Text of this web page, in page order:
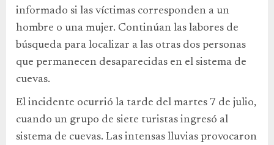
informado si las víctimas corresponden a un
hombre o una mujer. Continúan las labores de
búsqueda para localizar a las otras dos personas
que permanecen desaparecidas en el sistema de
cuevas.
El incidente ocurrió la tarde del martes 7 de julio,
cuando un grupo de siete turistas ingresó al
sistema de cuevas. Las intensas lluvias provocaron